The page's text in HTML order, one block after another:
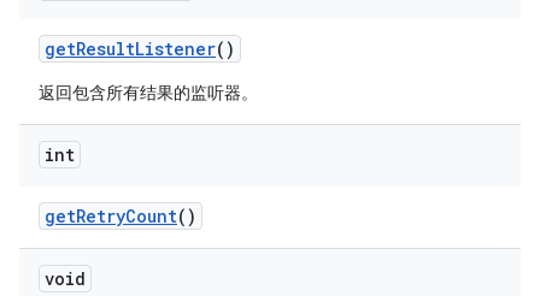
getResultListener()
返回包含所有结果的监听器。
int
getRetryCount()
void